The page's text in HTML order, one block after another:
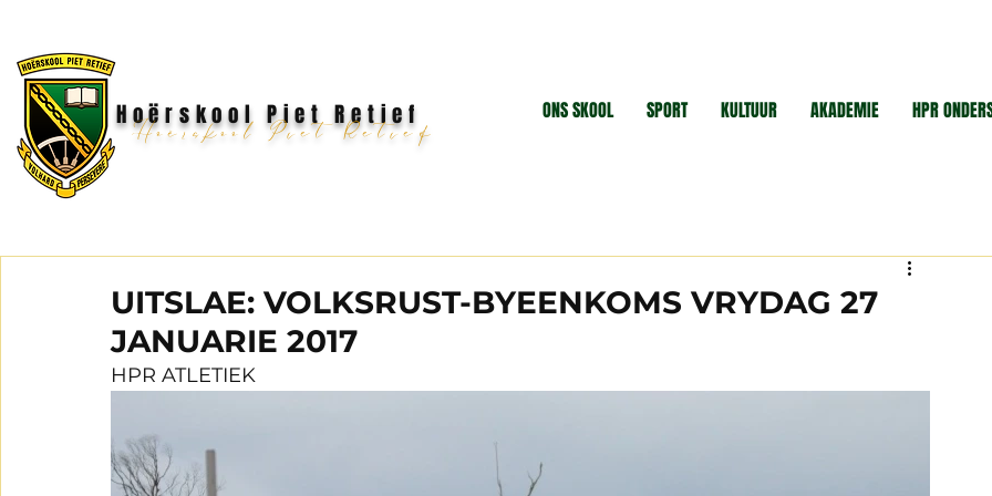
Hoërskool Piet Retief ONS SKOOL SPORT KULTUUR AKADEMIE HPR
Hoërskool Piet Retief
UITSLAE: VOLKSRUST-BYEENKOMS VRYDAG 27
JANUARIE 2017
HPR ATLETIEK